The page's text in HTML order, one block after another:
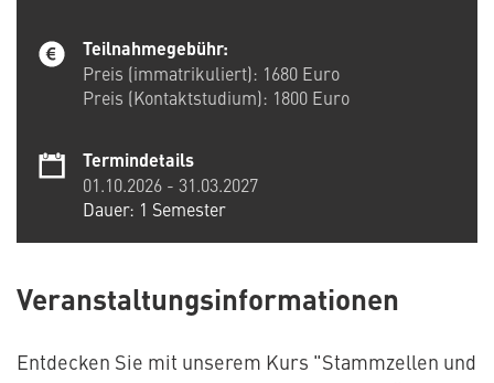
Teilnahmegebühr:
Preis (immatrikuliert): 1680 Euro
Preis (Kontaktstudium): 1800 Euro
Termindetails
01.10.2026 - 31.03.2027
Dauer: 1 Semester
Veranstaltungsinformationen
Entdecken Sie mit unserem Kurs "Stammzellen und